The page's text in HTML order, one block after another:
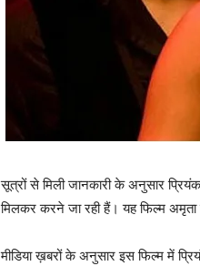
सूत्रों से मिली जानकारी के अनुसार
मिलकर करने जा रही हैं। यह फिल्‍म अमृता
मीडिया ख़बरों के अनुसार इस फिल्‍म में